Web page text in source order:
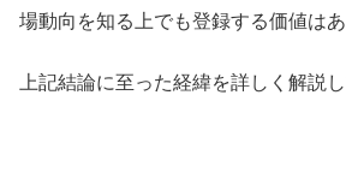
場動向を知る上でも登録する価値はあ
上記結論に至った経緯を詳しく解説